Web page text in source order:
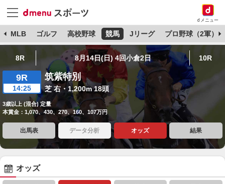
dメニュー
MLB ゴルフ 高校野球 競馬 Jリーグ プロ野球（2軍）
8R 8月14日(日) 4回小倉2日 10R
9R
14:25
筑紫特別
芝 右・1,200m 18頭
3歳以上 (混合) 定量
本賞金：1,070、430、270、160、107万円
出馬表 データ分析 オッズ 結果
オッズ